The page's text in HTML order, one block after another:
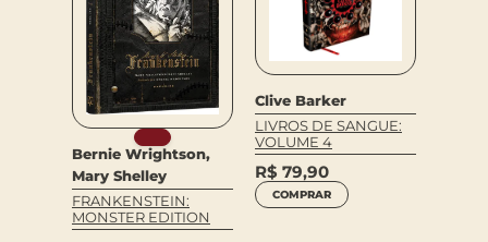
Bernie Wrightson,
Mary Shelley
FRANKENSTEIN:
MONSTER EDITION
Clive Barker
LIVROS DE SANGUE:
VOLUME 4
R$ 79,90
COMPRAR